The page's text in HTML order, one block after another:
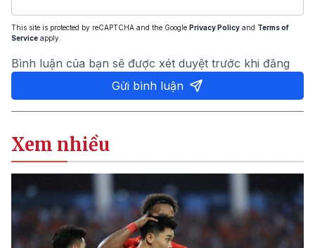
This site is protected by reCAPTCHA and the Google Privacy Policy and Terms of
Service apply.
Bình luận của bạn sẽ được xét duyệt trước khi đăng
Gửi bình luận
Xem nhiều